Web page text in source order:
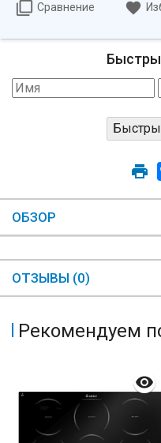
Сравнение
ОБЗОР
ОТЗЫВЫ (0)
Рекомендуем